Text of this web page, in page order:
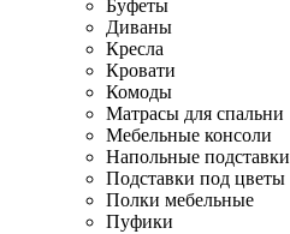
Буфеты
Диваны
Кресла
Кровати
Комоды
Матрасы для спальни
Мебельные консоли
Напольные подставки
Подставки под цветы
Полки мебельные
Пуфики